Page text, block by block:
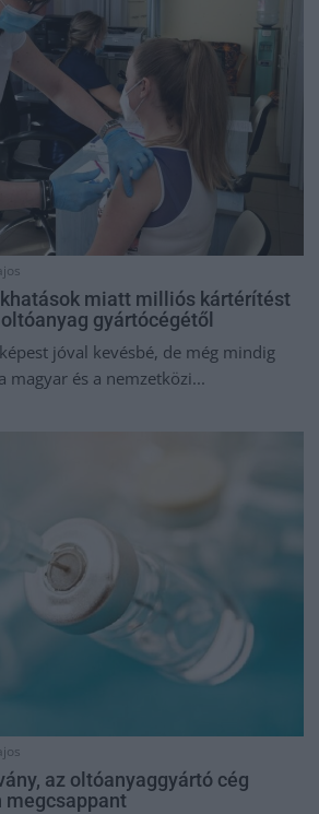
miatt milliós kártérítést
gyártócégétől
jóval kevésbé, de még mindig
magyar és a nemzetközi...
az oltóanyaggyártó cég
megcsappant